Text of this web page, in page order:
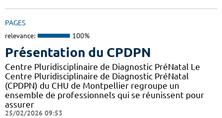
PAGES
relevance: 100%
Présentation du CPDPN
Centre Pluridisciplinaire de Diagnostic PréNatal Le
Centre Pluridisciplinaire de Diagnostic PréNatal
(CPDPN) du CHU de Montpellier regroupe un
ensemble de professionnels qui se réunissent pour
assurer
25/02/2026 09:53